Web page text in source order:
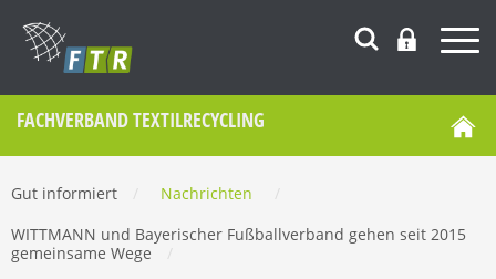
FACHVERBAND TEXTILRECYCLING
Gut informiert Nachrichten
WITTMANN und Bayerischer Fußballverband gehen seit 2015
gemeinsame Wege